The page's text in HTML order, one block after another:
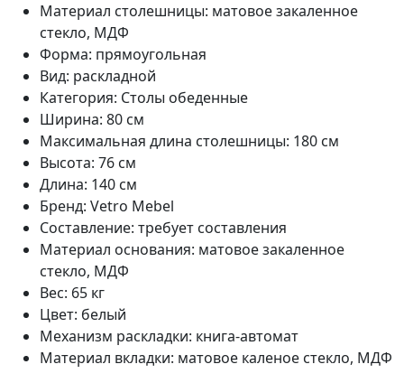
Материал столешницы: матовое закаленное
стекло, МДФ
Форма: прямоугольная
Вид: раскладной
Категория: Столы обеденные
Ширина: 80 см
Максимальная длина столешницы: 180 см
Высота: 76 см
Длина: 140 см
Бренд: Vetro Mebel
Составление: требует составления
Материал основания: матовое закаленное
стекло, МДФ
Вес: 65 кг
Цвет: белый
Механизм раскладки: книга-автомат
Материал вкладки: матовое каленое стекло, МДФ